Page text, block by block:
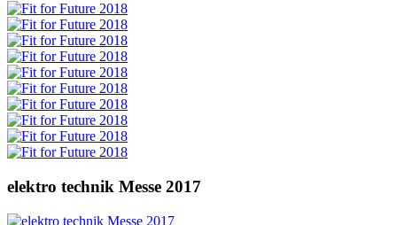
elektro technik Messe 2017